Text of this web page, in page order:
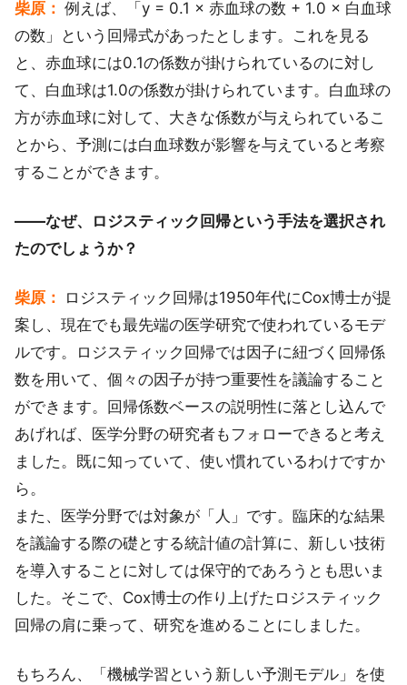
柴原： 例えば、「y = 0.1 × 赤血球の数 + 1.0 × 白血球
の数」という回帰式があったとします。これを見る
と、赤血球には0.1の係数が掛けられているのに対し
て、白血球は1.0の係数が掛けられています。白血球の
方が赤血球に対して、大きな係数が与えられているこ
とから、予測には白血球数が影響を与えていると考察
することができます。
――なぜ、ロジスティック回帰という手法を選択され
たのでしょうか？
柴原：
ロジスティック回帰は1950年代にCox博士が提
案し、現在でも最先端の医学研究で使われているモデ
ルです。ロジスティック回帰では因子に紐づく回帰係
数を用いて、個々の因子が持つ重要性を議論すること
ができます。回帰係数ベースの説明性に落とし込んで
あげれば、医学分野の研究者もフォローできると考え
ました。既に知っていて、使い慣れているわけですか
ら。
また、医学分野では対象が「人」です。臨床的な結果
を議論する際の礎とする統計値の計算に、新しい技術
を導入することに対しては保守的であろうとも思いま
した。そこで、Cox博士の作り上げたロジスティック
回帰の肩に乗って、研究を進めることにしました。
もちろん、「機械学習という新しい予測モデル」を使